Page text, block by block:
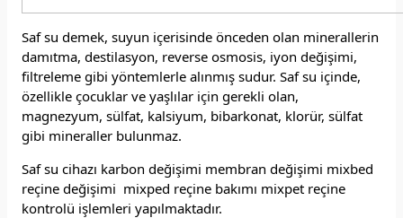
Saf su demek, suyun içerisinde önceden olan minerallerin
damıtma, destilasyon, reverse osmosis, iyon değişimi,
filtreleme gibi yöntemlerle alınmış sudur. Saf su içinde,
özellikle çocuklar ve yaşlılar için gerekli olan,
magnezyum, sülfat, kalsiyum, bibarkonat, klorür, sülfat
gibi mineraller bulunmaz.
Saf su cihazı karbon değişimi membran değişimi mixbed
reçine değişimi mixped reçine bakımı mixpet reçine
kontrolü işlemleri yapılmaktadır.